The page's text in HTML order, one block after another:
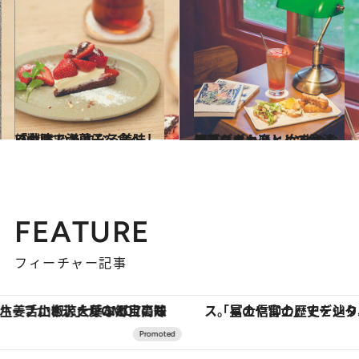
2020.5.7
「台湾で洋菓子を食べる」 という次なる美味しい戦略
旅＆お出かけ 2020.5.6
ベーグルも楽しめる台湾のブックカフェ 台北のお洒落スポットとして注目！
旅＆お出かけ
FEATURE
フィーチャー記事
「星のや富士」でデジタルデトックス。冨士信仰の歴史を辿り、心身を調える。 【銀座で出合う最旬美容】美髪ケアや上